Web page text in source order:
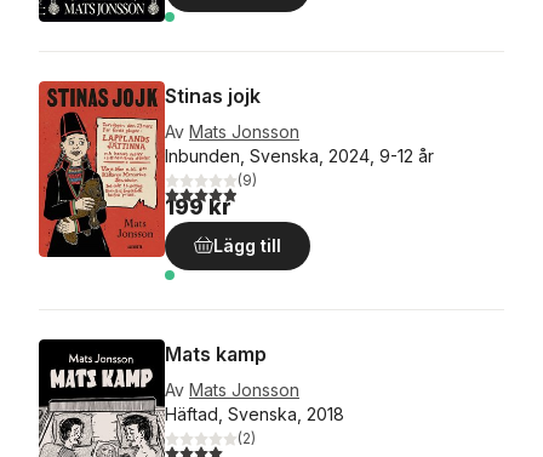
Stinas jojk
Av Mats Jonsson
Inbunden, Svenska, 2024, 9-12 år
4,9utav 5 stjärnor. Totalt antal röster:
(9)
199 kr
Lägg till
Mats kamp
Av Mats Jonsson
Häftad, Svenska, 2018
4,0utav 5 stjärnor. Totalt antal röster:
(2)